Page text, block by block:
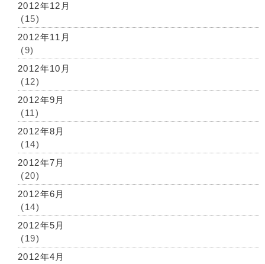
2012年12月
(15)
2012年11月
(9)
2012年10月
(12)
2012年9月
(11)
2012年8月
(14)
2012年7月
(20)
2012年6月
(14)
2012年5月
(19)
2012年4月